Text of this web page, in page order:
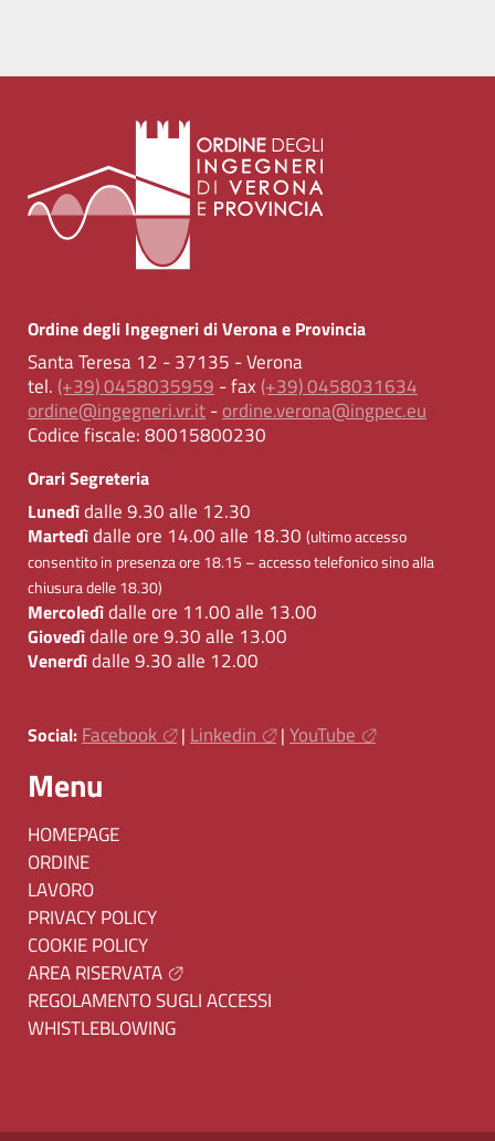
Ordine degli Ingegneri di Verona e Provincia
Santa Teresa 12 - 37135 - Verona
tel. (+39) 0458035959 - fax (+39) 0458031634
ordine@ingegneri.vr.it-ordine.verona@ingpec.eu
Codice fiscale:80015800230
Orari Segreteria
Lunedìdalle 9.30 alle 12.30
Martedìdalle ore 14.00 alle 18.30 (ultimo accesso
consentito in presenza ore 18.15 – accesso telefonico sino alla
chiusura delle 18.30)
Mercoledìdalle ore 11.00 alle 13.00
Giovedìdalle ore 9.30 alle 13.00
Venerdìdalle 9.30 alle 12.00
Social: Facebook | Linkedin | YouTube
Menu
HOMEPAGE
ORDINE
LAVORO
PRIVACY POLICY
COOKIE POLICY
AREA RISERVATA
REGOLAMENTO SUGLI ACCESSI
WHISTLEBLOWING